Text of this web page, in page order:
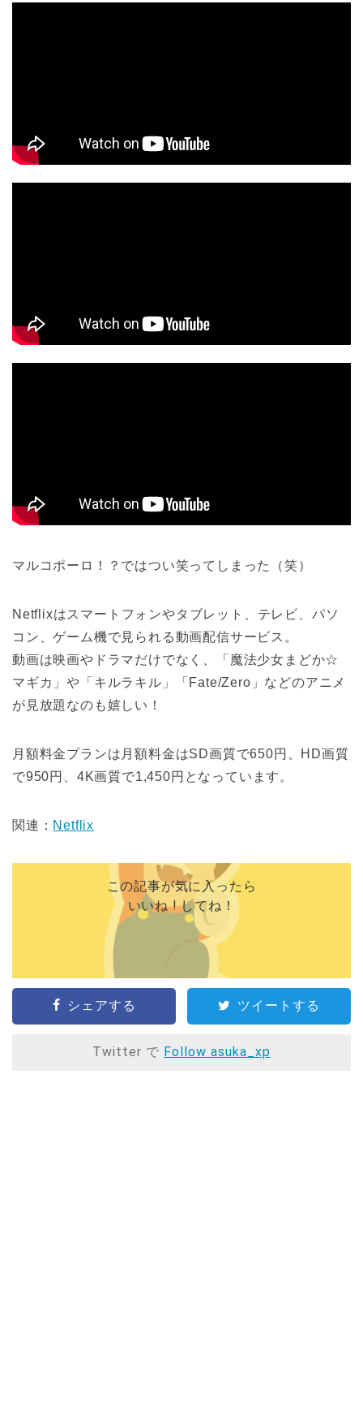
マルコポーロ！？ではつい笑ってしまった（笑）
Netflixはスマートフォンやタブレット、テレビ、パソ
コン、ゲーム機で見られる動画配信サービス。
動画は映画やドラマだけでなく、「魔法少女まどか☆
マギカ」や「キルラキル」「Fate/Zero」などのアニメ
が見放題なのも嬉しい！
月額料金プランは月額料金はSD画質で650円、HD画質
で950円、4K画質で1,450円となっています。
関連： Netflix
この記事が気に入ったら
いいね ! してね！
シェアする ツイートする
Twitter で Follow asuka_xp